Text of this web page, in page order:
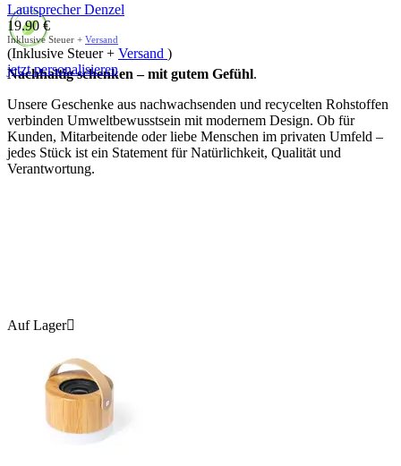
Nachhaltig schenken – mit gutem Gefühl.
Unsere Geschenke aus nachwachsenden und recycelten Rohstoffen
verbinden Umweltbewusstsein mit modernem Design. Ob für
Kunden, Mitarbeitende oder liebe Menschen im privaten Umfeld –
jedes Stück ist ein Statement für Natürlichkeit, Qualität und
Verantwortung.
Lautsprecher Denzel
19.90 €
Inklusive Steuer + Versand
(Inklusive Steuer + Versand )
jetzt personalisieren
Auf Lager